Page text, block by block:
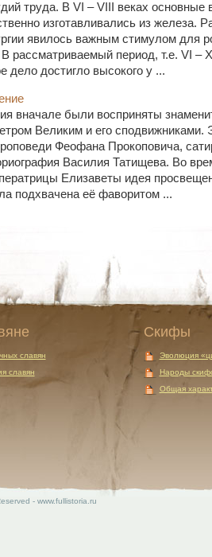
труда. В VI – VIII веках основные
изготавливались из железа.
явилось важным стимулом для
В рассматриваемый период, т.е. VI –
дело достигло высокого у ...
вначале были восприняты
Великим и его сподвижниками.
Феофана Прокоповича,
Василия Татищева. Во
Елизаветы идея
подхвачена её фаворитом ...
славян
славян
Скифы
Эволюция
Народы
Общая
- www.fullistoria.ru